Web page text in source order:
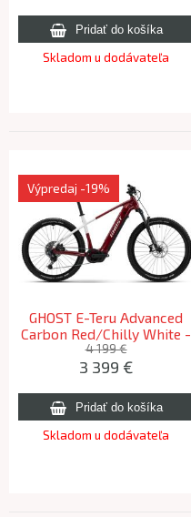
Skladom u dodávateľa
GHOST E-Teru Advanced
Carbon Red/Chilly White -
XL 2025
Výpredaj -19%
4 199 €
3 399 €
Skladom u dodávateľa